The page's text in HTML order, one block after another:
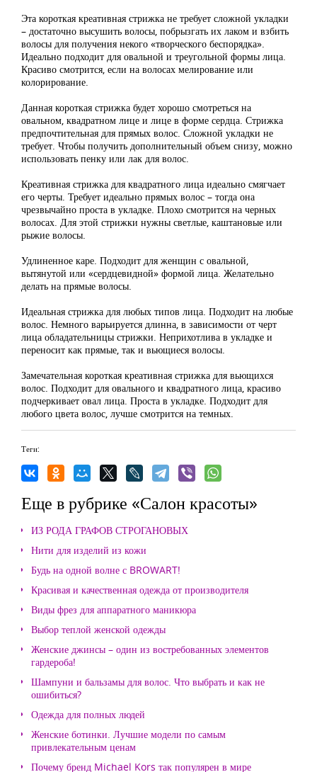
Эта короткая креативная стрижка не требует сложной укладки
– достаточно высушить волосы, побрызгать их лаком и взбить
волосы для получения некого «творческого беспорядка».
Идеально подходит для овальной и треугольной формы лица.
Красиво смотрится, если на волосах мелирование или
колорирование.
Данная короткая стрижка будет хорошо смотреться на
овальном, квадратном лице и лице в форме сердца. Стрижка
предпочтительная для прямых волос. Сложной укладки не
требует. Чтобы получить дополнительный объем снизу, можно
использовать пенку или лак для волос.
Креативная стрижка для квадратного лица идеально смягчает
его черты. Требует идеально прямых волос – тогда она
чрезвычайно проста в укладке. Плохо смотрится на черных
волосах. Для этой стрижки нужны светлые, каштановые или
рыжие волосы.
Удлиненное каре. Подходит для женщин с овальной,
вытянутой или «сердцевидной» формой лица. Желательно
делать на прямые волосы.
Идеальная стрижка для любых типов лица. Подходит на любые
волос. Немного варьируется длинна, в зависимости от черт
лица обладательницы стрижки. Неприхотлива в укладке и
переносит как прямые, так и вьющиеся волосы.
Замечательная короткая креативная стрижка для вьющихся
волос. Подходит для овального и квадратного лица, красиво
подчеркивает овал лица. Проста в укладке. Подходит для
любого цвета волос, лучше смотрится на темных.
Теги:
Еще в рубрике «Салон красоты»
ИЗ РОДА ГРАФОВ СТРОГАНОВЫХ
Нити для изделий из кожи
Будь на одной волне с BROWART!
Красивая и качественная одежда от производителя
Виды фрез для аппаратного маникюра
Выбор теплой женской одежды
Женские джинсы – один из востребованных элементов
гардероба!
Шампуни и бальзамы для волос. Что выбрать и как не
ошибиться?
Одежда для полных людей
Женские ботинки. Лучшие модели по самым
привлекательным ценам
Почему бренд Michael Kors так популярен в мире